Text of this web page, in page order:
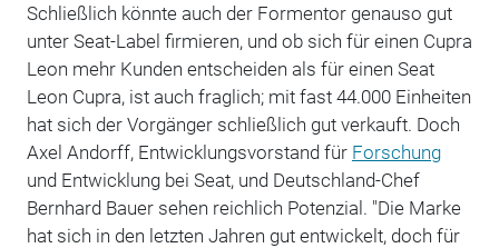
Schließlich könnte auch der Formentor genauso gut
unter Seat-Label firmieren, und ob sich für einen Cupra
Leon mehr Kunden entscheiden als für einen Seat
Leon Cupra, ist auch fraglich; mit fast 44.000 Einheiten
hat sich der Vorgänger schließlich gut verkauft. Doch
Axel Andorff, Entwicklungsvorstand für Forschung
und Entwicklung bei Seat, und Deutschland-Chef
Bernhard Bauer sehen reichlich Potenzial. "Die Marke
hat sich in den letzten Jahren gut entwickelt, doch für